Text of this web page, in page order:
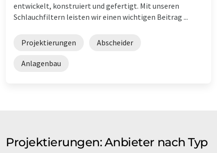
entwickelt, konstruiert und gefertigt. Mit unseren
Schlauchfiltern leisten wir einen wichtigen Beitrag ...
Projektierungen Abscheider
Anlagenbau
Projektierungen: Anbieter nach Typ